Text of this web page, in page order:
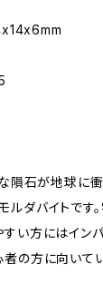
隕石が地球に衝
ルダバイトです
すい方にはイン
の方に向いてい